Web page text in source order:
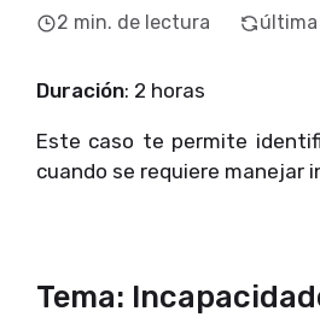
2 min. de lectura
Duración: 2 horas
Este caso te permite
cuando se requiere manejar
Tema: